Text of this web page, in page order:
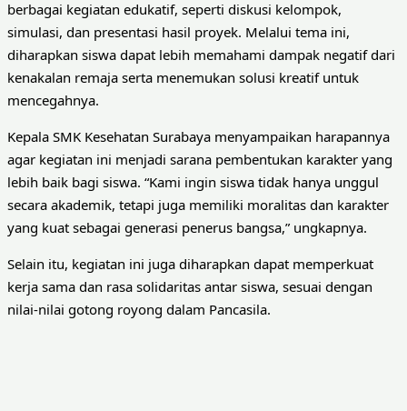
berbagai kegiatan edukatif, seperti diskusi kelompok,
simulasi, dan presentasi hasil proyek. Melalui tema ini,
diharapkan siswa dapat lebih memahami dampak negatif dari
kenakalan remaja serta menemukan solusi kreatif untuk
mencegahnya.
Kepala SMK Kesehatan Surabaya menyampaikan harapannya
agar kegiatan ini menjadi sarana pembentukan karakter yang
lebih baik bagi siswa. “Kami ingin siswa tidak hanya unggul
secara akademik, tetapi juga memiliki moralitas dan karakter
yang kuat sebagai generasi penerus bangsa,” ungkapnya.
Selain itu, kegiatan ini juga diharapkan dapat memperkuat
kerja sama dan rasa solidaritas antar siswa, sesuai dengan
nilai-nilai gotong royong dalam Pancasila.